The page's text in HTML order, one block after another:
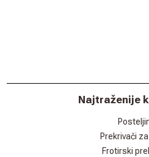
Najtraženije
Prekrivači
Frotirski